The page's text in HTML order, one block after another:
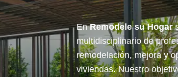
EnRemodele su Hogar
multidisciplinario de
remodelación, mejora y
viviendas. Nuestro